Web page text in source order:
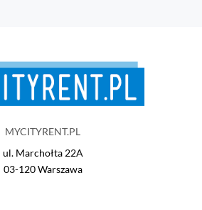
MYCITYRENT.PL
ul. Marchołta 22A
03-120 Warszawa